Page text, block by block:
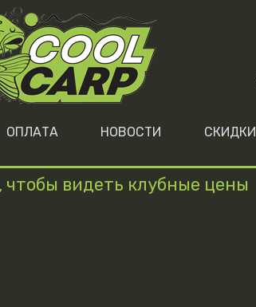
ОПЛАТА НОВОСТИ СКИДКИ
чтобы видеть клубные цены